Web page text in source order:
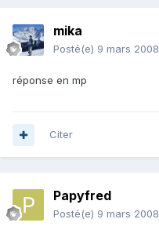
mika
Posté(e) 9 mars 2008
réponse en mp
Citer
Papyfred
Posté(e) 9 mars 2008